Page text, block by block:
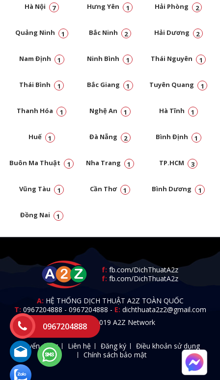
Hà Nội 7 Hưng Yên 1 Hải Phòng 2
Quảng Ninh 1 Bắc Ninh 2 Hải Dương 2
Nam Định 1 Ninh Bình 1 Thái Nguyên 1
Thái Bình 1 Bắc Giang 1 Tuyên Quang 1
Thanh Hóa 1 Nghệ An 1 Hà Tĩnh 1
Huế 1 Đà Nẵng 2 Bình Định 1
Buôn Ma Thuật 1 Nha Trang 1 TP.HCM 3
Vũng Tàu 1 Cần Thơ 1 Bình Dương 1
Đồng Nai 1
f: fb.com/DichThuatA2z
f: fb.com/DichThuatA2z
A: HỆ THỐNG DỊCH THUẬT A2Z TOÀN QUỐC
T: 0967204888 - 0967204888 - E: dichthuata2z2@gmail.com
© 2009 - 2019 A2Z Network
Tuyển dụng Liên hệ Đăng ký
Điều khoản sử dụng
Chính sách bảo mật
0967204888